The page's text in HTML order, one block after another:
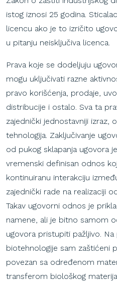
istog iznosi 25 godina.
licencu ako je to izričito
u pitanju neisključiva licenca.
Prava koje se dodeljuju
mogu uključivati razne
pravo korišćenja, prodaje,
distribucije i ostalo. Sva ta
zajednički jednostavniji izraz,
tehnologija. Zaključivanje
od pukog sklapanja ugovora
vremenski definisan odnos
kontinuiranu interakciju
zajednički rade na realizaciji
Takav ugovorni odnos je
namene, ali je bitno samom
ugovora pristupiti pažljivo.
biotehnologije sam zaštićeni
povezan sa određenom
transferom biološkog